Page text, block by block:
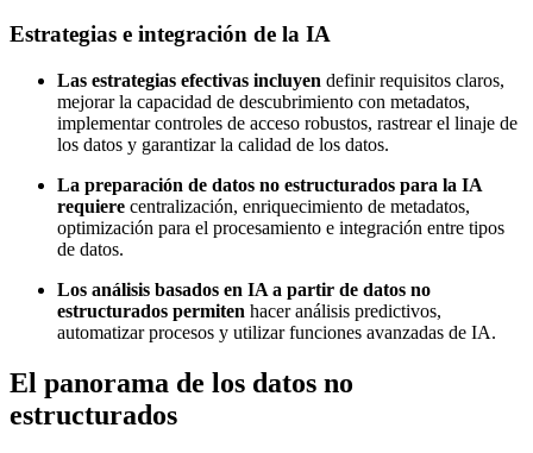
Estrategias e integración de la IA
Las estrategias efectivas incluyen definir requisitos claros,
mejorar la capacidad de descubrimiento con metadatos,
implementar controles de acceso robustos, rastrear el linaje de
los datos y garantizar la calidad de los datos.
La preparación de datos no estructurados para la IA
requiere centralización, enriquecimiento de metadatos,
optimización para el procesamiento e integración entre tipos
de datos.
Los análisis basados en IA a partir de datos no
estructurados permiten hacer análisis predictivos,
automatizar procesos y utilizar funciones avanzadas de IA.
El panorama de los datos no
estructurados